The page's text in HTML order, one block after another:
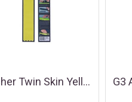
Fischer Twin Skin Yellow Mohair Mix